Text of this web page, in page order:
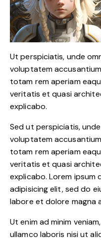
Ut perspiciatis, unde
voluptatem
totam rem aperiam
veritatis et quasi
explicabo.
Sed ut perspiciatis,
voluptatem
totam rem aperiam
veritatis et quasi
explicabo. Lorem
adipisicing elit, sed do
labore et dolore magna
Ut enim ad minim
ullamco laboris nisi ut